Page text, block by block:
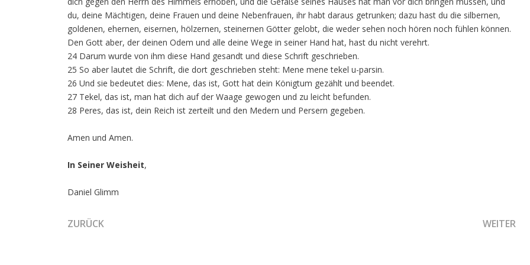
du, deine Mächtigen, deine Frauen und deine Nebenfrauen, ihr habt daraus getrunken; dazu hast du die silbernen,
goldenen, ehernen, eisernen, hölzernen, steinernen Götter gelobt, die weder sehen noch hören noch fühlen können.
Den Gott aber, der deinen Odem und alle deine Wege in seiner Hand hat, hast du nicht verehrt.
24 Darum wurde von ihm diese Hand gesandt und diese Schrift geschrieben.
25 So aber lautet die Schrift, die dort geschrieben steht: Mene mene tekel u-parsin.
26 Und sie bedeutet dies: Mene, das ist, Gott hat dein Königtum gezählt und beendet.
27 Tekel, das ist, man hat dich auf der Waage gewogen und zu leicht befunden.
28 Peres, das ist, dein Reich ist zerteilt und den Medern und Persern gegeben.
Amen und Amen.
In Seiner Weisheit,
Daniel Glimm
VORHERIGER BEITRAG: DER PARADIGMENWECHSEL IN DER GEMEINDE
ZURÜCK WEITER